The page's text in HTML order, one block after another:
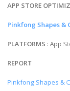
APP STORE
Pinkfong Shapes &
PLATFORMS : App
REPORT
Pinkfong Shapes &